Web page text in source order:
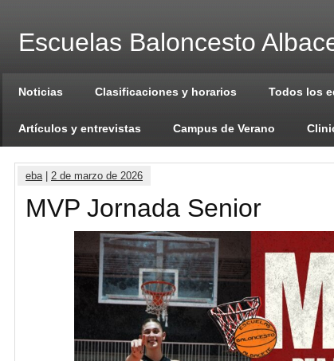
Escuelas Baloncesto
Noticias Clasificaciones y horarios Todos los
Artículos y entrevistas Campus de Verano
eba| 2 de marzo de 2026
MVP Jornada Senior